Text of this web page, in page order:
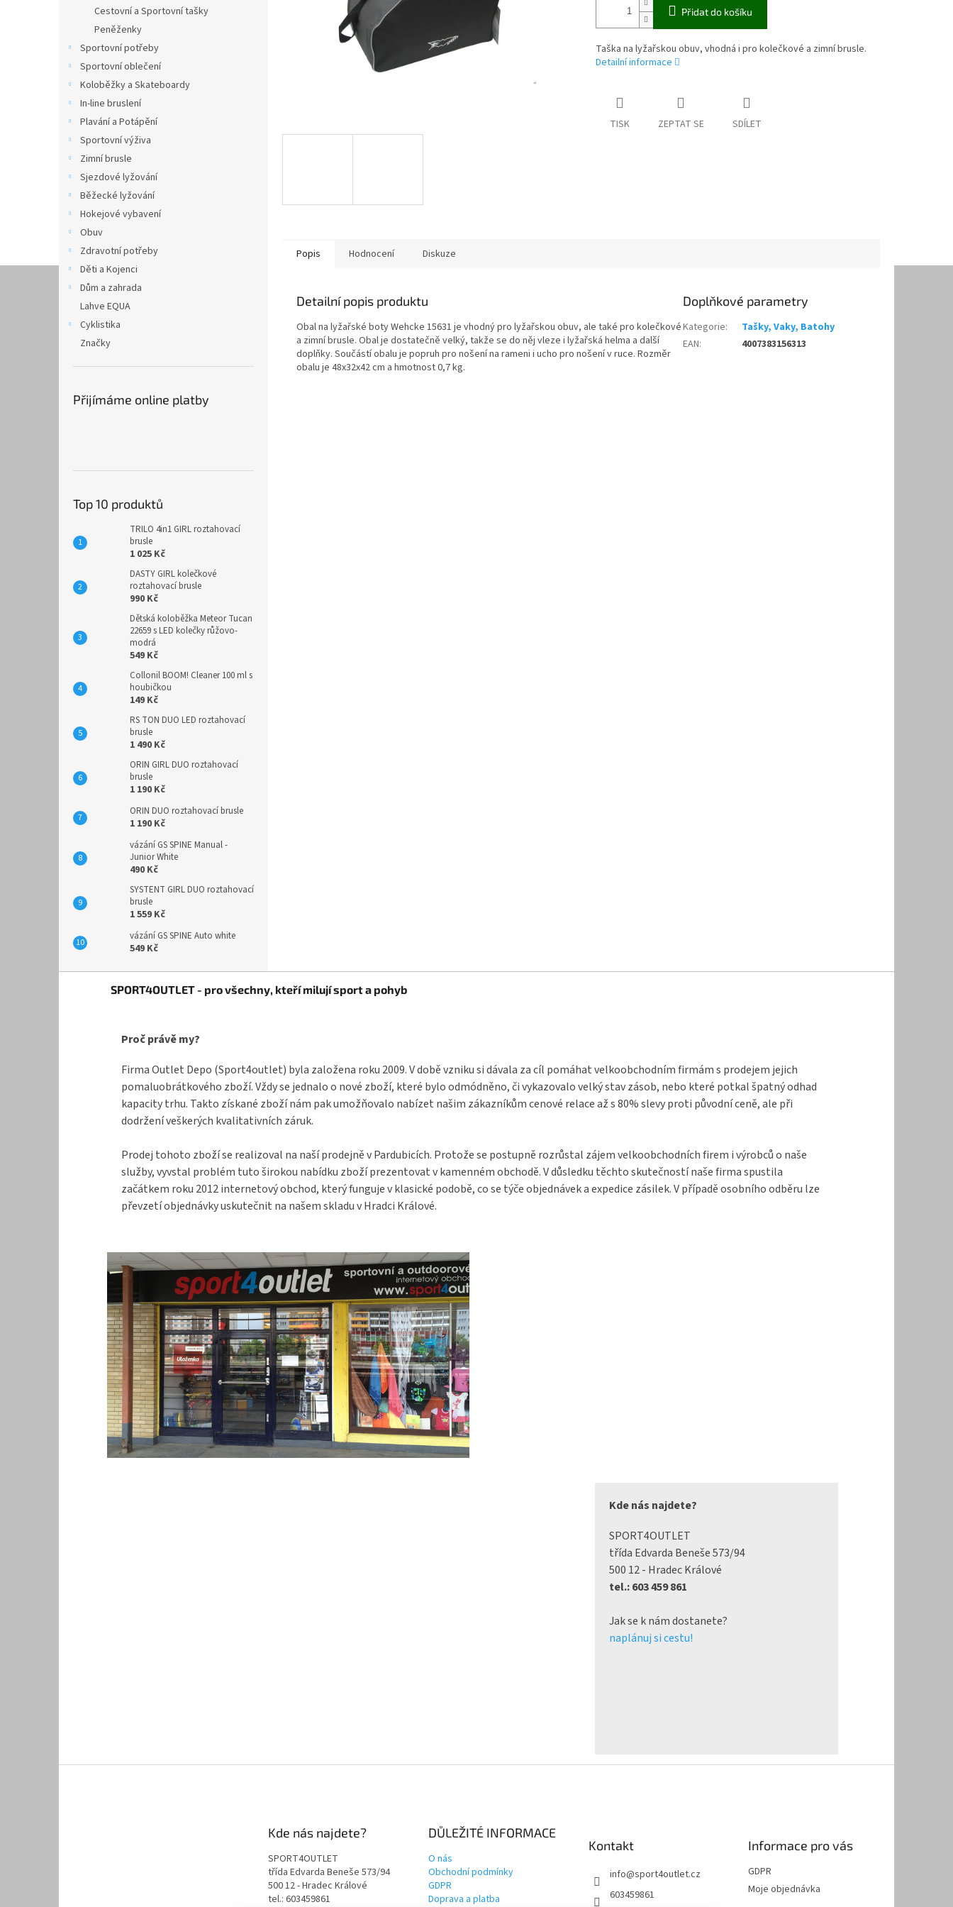
Cestovní a Sportovní tašky
Peněženky
Sportovní potřeby
Sportovní oblečení
Koloběžky a Skateboardy
In-line bruslení
Plavání a Potápění
Sportovní výživa
Zimní brusle
Sjezdové lyžování
Běžecké lyžování
Hokejové vybavení
Obuv
Zdravotní potřeby
Děti a Kojenci
Dům a zahrada
Lahve EQUA
Cyklistika
Značky
Přijímáme online platby
Top 10 produktů
TRILO 4in1 GIRL roztahovací
brusle
1 025 Kč
DASTY GIRL kolečkové
roztahovací brusle
990 Kč
Dětská koloběžka Meteor Tucan
22659 s LED kolečky růžovo-
modrá
549 Kč
Collonil BOOM! Cleaner 100 ml s
houbičkou
149 Kč
RS TON DUO LED roztahovací
brusle
1 490 Kč
ORIN GIRL DUO roztahovací
brusle
1 190 Kč
ORIN DUO roztahovací brusle
1 190 Kč
vázání GS SPINE Manual -
Junior White
490 Kč
SYSTENT GIRL DUO roztahovací
brusle
1 559 Kč
vázání GS SPINE Auto white
549 Kč
Přidat do košíku
Taška na lyžařskou obuv, vhodná i pro kolečkové a zimní brusle.
Detailní informace
TISK ZEPTAT SE SDÍLET
Popis Hodnocení Diskuze
Detailní popis produktu
Obal na lyžařské boty Wehcke 15631 je vhodný pro lyžařskou obuv, ale také pro kolečkové
a zimní brusle. Obal je dostatečně velký, takže se do něj vleze i lyžařská helma a další
doplňky. Součástí obalu je popruh pro nošení na rameni i ucho pro nošení v ruce. Rozměr
obalu je 48x32x42 cm a hmotnost 0,7 kg.
Doplňkové parametry
Kategorie:
Tašky, Vaky, Batohy
EAN: 4007383156313
SPORT4OUTLET - pro všechny, kteří milují sport a pohyb
Proč právě my?
Firma Outlet Depo (Sport4outlet) byla založena roku 2009. V době vzniku si dávala za cíl pomáhat velkoobchodním firmám s prodejem jejich
pomaluobrátkového zboží. Vždy se jednalo o nové zboží, které bylo odmódněno, či vykazovalo velký stav zásob, nebo které potkal špatný odhad
kapacity trhu. Takto získané zboží nám pak umožňovalo nabízet našim zákazníkům cenové relace až s 80% slevy proti původní ceně, ale při
dodržení veškerých kvalitativních záruk.
Prodej tohoto zboží se realizoval na naší prodejně v Pardubicích. Protože se postupně rozrůstal zájem velkoobchodních firem i výrobců o naše
služby, vyvstal problém tuto širokou nabídku zboží prezentovat v kamenném obchodě. V důsledku těchto skutečností naše firma spustila
začátkem roku 2012 internetový obchod, který funguje v klasické podobě, co se týče objednávek a expedice zásilek. V případě osobního odběru lze
převzetí objednávky uskutečnit na našem skladu v Hradci Králové.
Kde nás najdete?
SPORT4OUTLET
třída Edvarda Beneše 573/94
500 12 - Hradec Králové
tel.: 603 459 861
Jak se k nám dostanete?
naplánuj si cestu!
Kde nás najdete?
SPORT4OUTLET
třída Edvarda Beneše 573/94
500 12 - Hradec Králové
tel.: 603459861
DŮLEŽITÉ INFORMACE
O nás
Obchodní podmínky
GDPR
Doprava a platba
Kontakt
info@sport4outlet.cz
603459861
Informace pro vás
GDPR
Moje objednávka